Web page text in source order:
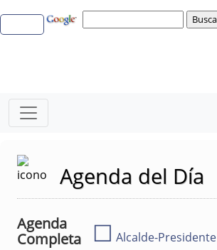
Agenda del Día
Agenda
Completa
☐ Alcalde-Presidente